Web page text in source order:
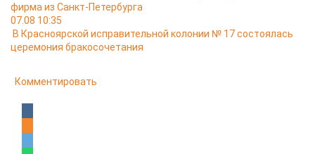
фирма из Санкт-Петербурга
07.08 10:35
В Красноярской исправительной колонии № 17 состоялась
церемония бракосочетания
Комментировать